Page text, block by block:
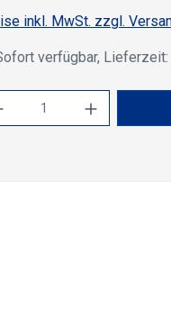
inkl. MwSt. zzgl.
verfügbar,
Anzahl: